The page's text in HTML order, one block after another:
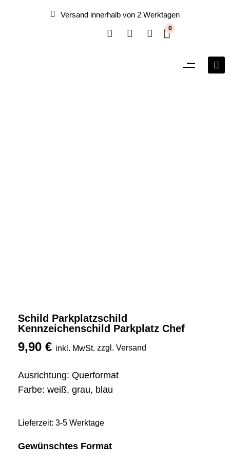
Versand innerhalb von 2 Werktagen
0
Schild Parkplatzschild
Kennzeichenschild Parkplatz Chef
9,90 € inkl. MwSt. zzgl. Versand
Ausrichtung: Querformat
Farbe: weiß, grau, blau
Lieferzeit: 3-5 Werktage
Gewünschtes Format